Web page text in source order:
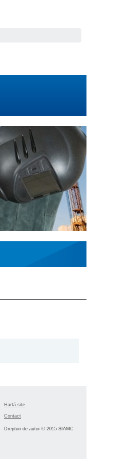
Hartă site
Contact
Drepturi de autor © 2015 SIAMC